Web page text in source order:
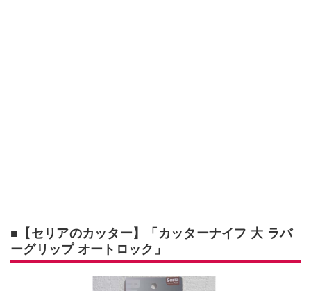
■【セリアのカッター】「カッターナイフ 大 ラバ
ーグリップ オートロック」